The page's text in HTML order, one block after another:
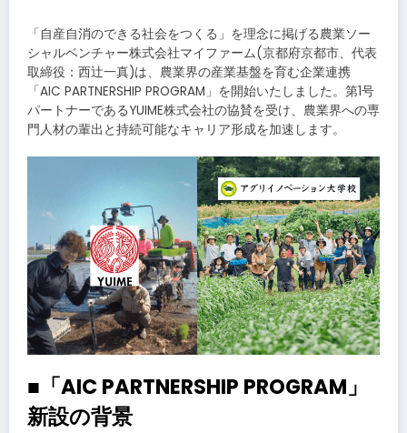
「自産自消のできる社会をつくる」を理念に掲げる農業ソー
シャルベンチャー株式会社マイファーム(京都府京都市、代表
取締役：西辻一真)は、農業界の産業基盤を育む企業連携
「AIC PARTNERSHIP PROGRAM」を開始いたしました。第1号
パートナーであるYUIME株式会社の協賛を受け、農業界への専
門人材の輩出と持続可能なキャリア形成を加速します。
■「AIC PARTNERSHIP PROGRAM」
新設の背景